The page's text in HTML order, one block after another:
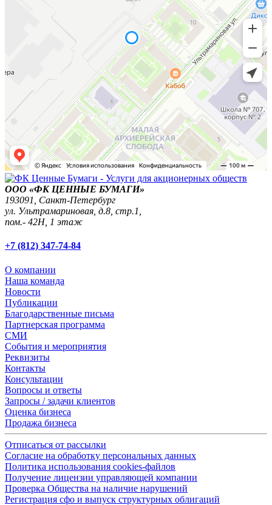
ООО «ФК ЦЕННЫЕ БУМАГИ»
193091, Санкт-Петербург
ул. Ультрамариновая, д.8, стр.1,
пом.- 42Н, 1 этаж
+7 (812) 347-74-84
О компании
Наша команда
Новости
Публикации
Благодарственные письма
Партнерская программа
СМИ
События и мероприятия
Реквизиты
Контакты
Консультации
Вопросы и ответы
Запросы / задачи клиентов
Оценка бизнеса
Продажа бизнеса
Отписаться от рассылки
Согласие на обработку персональных данных
Политика использования cookies-файлов
Получение лицензии управляющей компании
Проверка Общества на наличие нарушений
Регистрация сфо и выпуск структурных облигаций